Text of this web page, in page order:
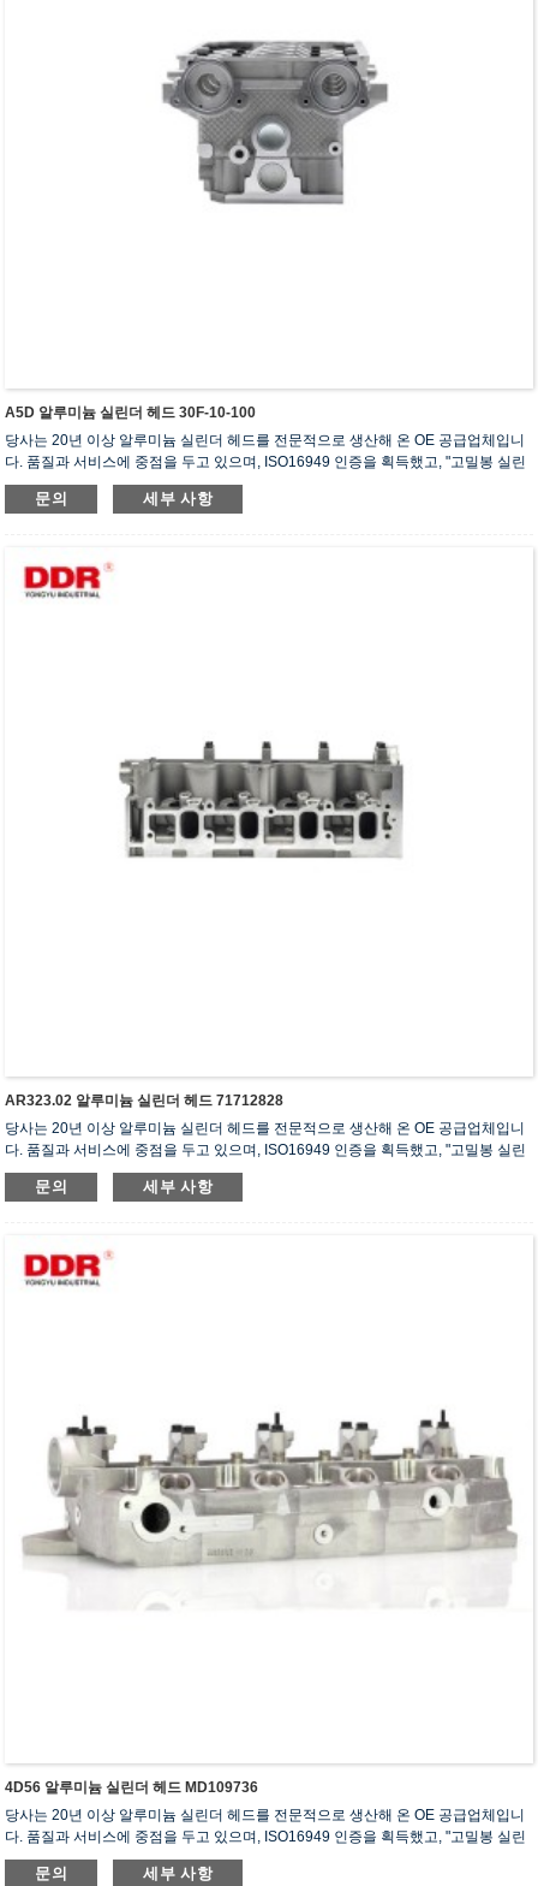
A5D 알루미늄 실린더 헤드 30F-10-100
당사는 20년 이상 알루미늄 실린더 헤드를 전문적으로 생산해 온 OE 공급업체입니
다. 품질과 서비스에 중점을 두고 있으며, ISO16949 인증을 획득했고, "고밀봉 실린
더 헤드", "긴 수명 실린더 헤드" 등 5건의 실용신안 특허를 보유하고 있습니다.
문의 세부 사항
AR323.02 알루미늄 실린더 헤드 71712828
당사는 20년 이상 알루미늄 실린더 헤드를 전문적으로 생산해 온 OE 공급업체입니
다. 품질과 서비스에 중점을 두고 있으며, ISO16949 인증을 획득했고, "고밀봉 실린
더 헤드", "긴 수명 실린더 헤드" 등 5건의 실용신안 특허를 보유하고 있습니다.
문의 세부 사항
4D56 알루미늄 실린더 헤드 MD109736
당사는 20년 이상 알루미늄 실린더 헤드를 전문적으로 생산해 온 OE 공급업체입니
다. 품질과 서비스에 중점을 두고 있으며, ISO16949 인증을 획득했고, "고밀봉 실린
더 헤드", "긴 수명 실린더 헤드" 등 5건의 실용신안 특허를 보유하고 있습니다.
문의 세부 사항